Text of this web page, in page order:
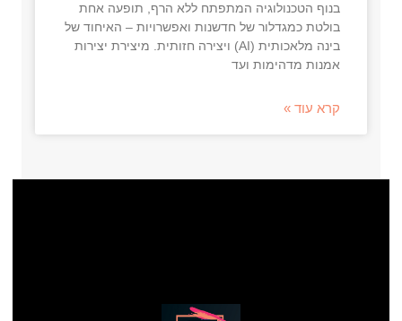
בנוף הטכנולוגיה המתפתח ללא הרף, תופעה אחת
בולטת כמגדלור של חדשנות ואפשרויות – האיחוד של
בינה מלאכותית (AI) ויצירה חזותית. מיצירת יצירות
אמנות מדהימות ועד
קרא עוד »